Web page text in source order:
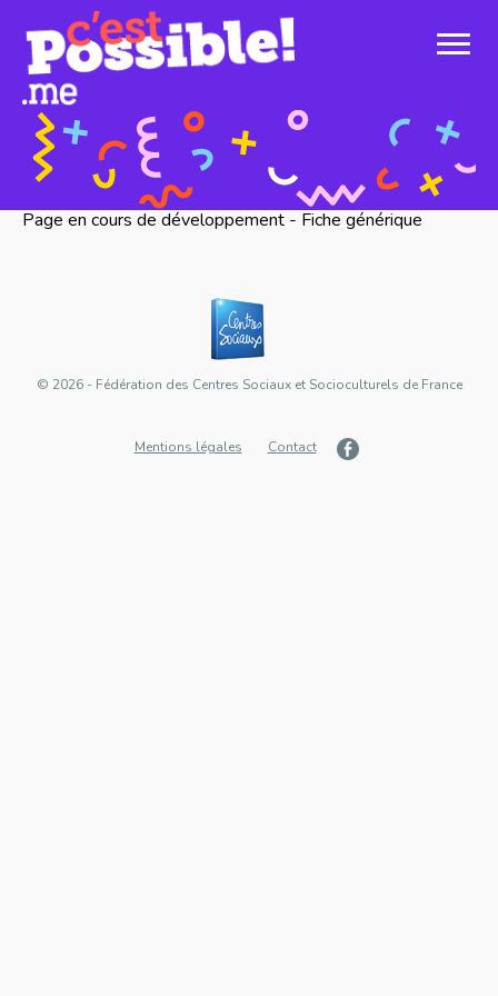
Page en cours de développement - Fiche générique
© 2026 - Fédération des Centres Sociaux et Socioculturels de France
Mentions légales Contact